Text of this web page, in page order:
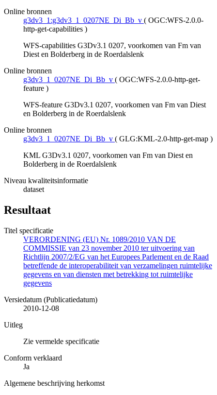
Online bronnen
g3dv3_1:g3dv3_1_0207NE_Di_Bb_v ( OGC:WFS-2.0.0-
http-get-capabilities )
WFS-capabilities G3Dv3.1 0207, voorkomen van Fm van
Diest en Bolderberg in de Roerdalslenk
Online bronnen
g3dv3_1_0207NE_Di_Bb_v ( OGC:WFS-2.0.0-http-get-
feature )
WFS-feature G3Dv3.1 0207, voorkomen van Fm van Diest
en Bolderberg in de Roerdalslenk
Online bronnen
g3dv3_1_0207NE_Di_Bb_v ( GLG:KML-2.0-http-get-map )
KML G3Dv3.1 0207, voorkomen van Fm van Diest en
Bolderberg in de Roerdalslenk
Niveau kwaliteitsinformatie
dataset
Resultaat
Titel specificatie
VERORDENING (EU) Nr. 1089/2010 VAN DE
COMMISSIE van 23 november 2010 ter uitvoering van
Richtlijn 2007/2/EG van het Europees Parlement en de Raad
betreffende de interoperabiliteit van verzamelingen ruimtelijke
gegevens en van diensten met betrekking tot ruimtelijke
gegevens
Versiedatum (Publicatiedatum)
2010-12-08
Uitleg
Zie vermelde specificatie
Conform verklaard
Ja
Algemene beschrijving herkomst